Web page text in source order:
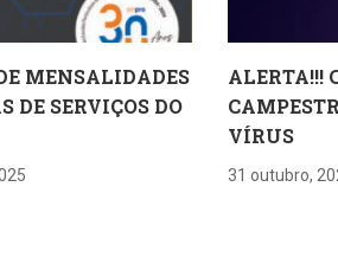
MENSALIDADES
DE SERVIÇOS DO
ALERTA!!!
VÍRUS
31 outubro,